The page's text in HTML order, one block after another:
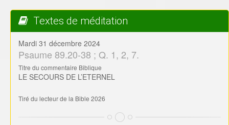
Textes de méditation
Mardi 31 décembre 2024
Psaume 89.20-38 ; Q. 1, 2, 7.
Titre du commentaire Biblique
LE SECOURS DE L’ETERNEL
Tiré du lecteur de la Bible 2026